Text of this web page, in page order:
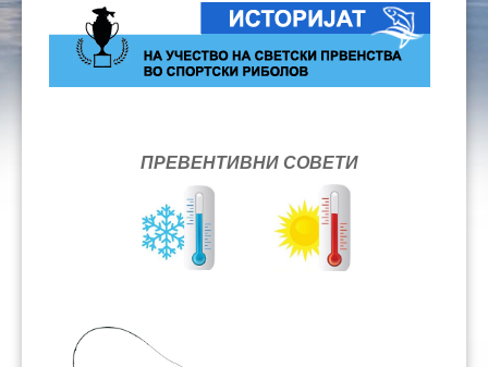
ПРЕВЕНТИВНИ СОВЕТИ